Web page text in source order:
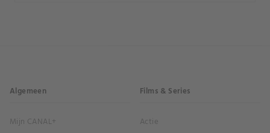
Algemeen
Mijn CANAL+
Films & Series
Actie